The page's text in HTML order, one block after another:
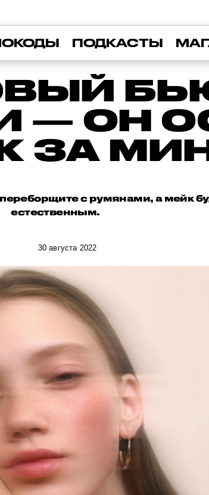
ПОДКАСТЫ
— ОН
ЗА
с румянами, а мейк
естественным.
30 августа 2022